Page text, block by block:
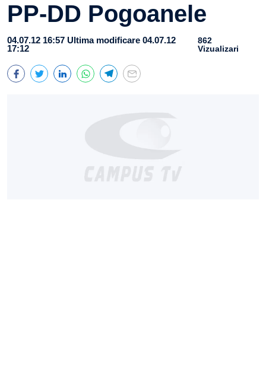
PP-DD Pogoanele
04.07.12 16:57 Ultima modificare 04.07.12
17:12
862
Vizualizari